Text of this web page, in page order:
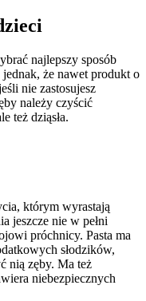
najlepszy sposób
że nawet produkt o
nie zastosujesz
należy czyścić
też dziąsła.
którym wyrastają
jeszcze nie w pełni
próchnicy. Pasta ma
słodzików,
nią zęby. Ma też
niebezpiecznych